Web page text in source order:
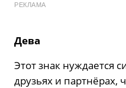
РЕКЛАМА
Дева
Этот знак нуждается
друзьях и партнёрах,